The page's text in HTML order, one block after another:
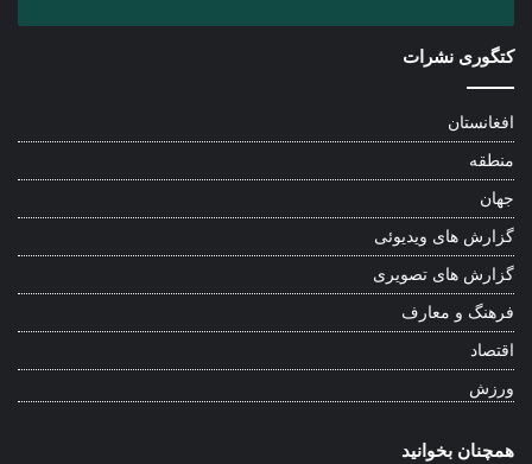
کتگوری نشرات
افغانستان
منطقه
جهان
گزارش های ویدیوئی
گزارش های تصویری
فرهنگ و معارف
اقتصاد
ورزش
همچنان بخوانید